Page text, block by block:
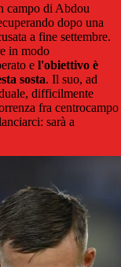
campo di Abdou
dopo una
a fine settembre.
in modo
e l'obiettivo è
sosta. Il suo, ad
difficilmente
fra centrocampo
sarà a